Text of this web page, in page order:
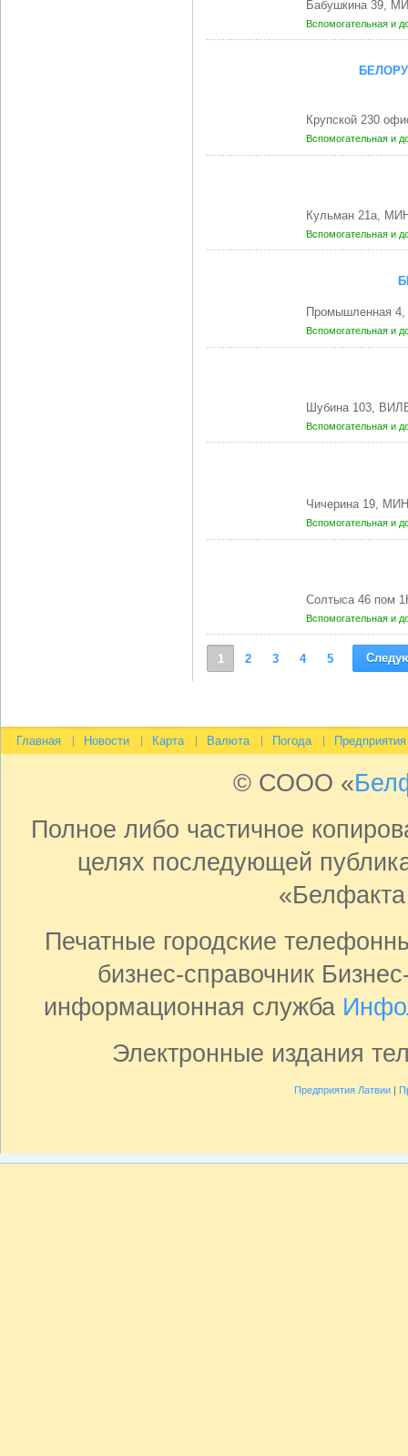
Бабушкина 39,
Вспомогательная и
Крупской 230
Вспомогательная и
Кульман 21а,
Вспомогательная и
Промышленная
Вспомогательная и
Шубина 103,
Вспомогательная и
Чичерина 19,
Вспомогательная и
Солтыса 46 пом
Вспомогательная и
1 2 3 4 5
Главная Новости Карта Валюта Погода Предприятия
© СООО «
Полное либо частичное
целях последующей
Печатные городские
бизнес-справочник
информационная служба
Электронные издания
Предприятия Латвии|